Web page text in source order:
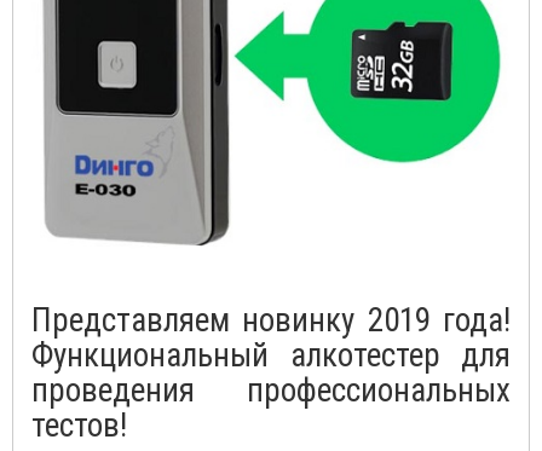
Представляем новинку 2019 года!
Функциональный алкотестер для
проведения профессиональных
тестов!